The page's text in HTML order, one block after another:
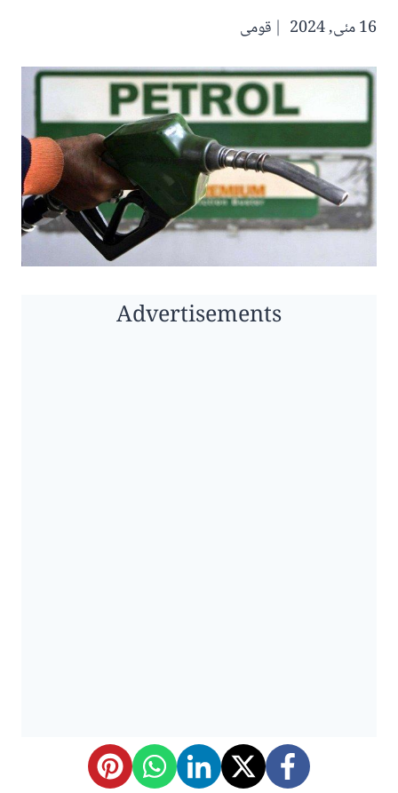
16 مئی, 2024 قومی
Advertisements